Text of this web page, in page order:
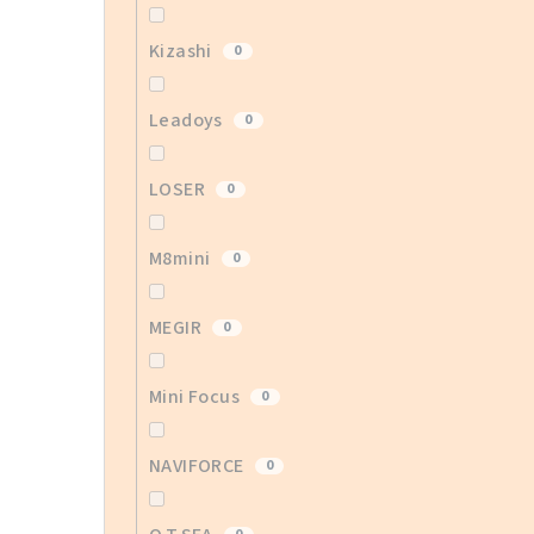
Kizashi 0
Leadoys 0
LOSER 0
M8mini 0
MEGIR 0
Mini Focus 0
NAVIFORCE 0